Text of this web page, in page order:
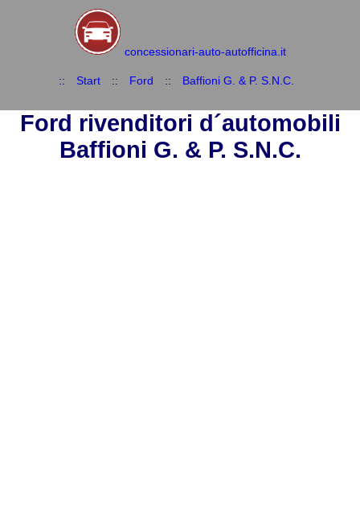
concessionari-auto-autofficina.it
:: Start :: Ford :: Baffioni G. & P. S.N.C.
Ford rivenditori d´automobili
Baffioni G. & P. S.N.C.